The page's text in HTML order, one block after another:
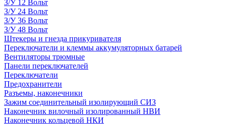
З/У 12 Вольт
З/У 24 Вольт
З/У 36 Вольт
З/У 48 Вольт
Штекеры и гнезда прикуривателя
Переключатели и клеммы аккумуляторных батарей
Вентиляторы трюмные
Панели переключателей
Переключатели
Предохранители
Разъемы, наконечники
Зажим соединительный изолирующий СИЗ
Наконечник вилочный изолированный НВИ
Наконечник кольцевой НКИ